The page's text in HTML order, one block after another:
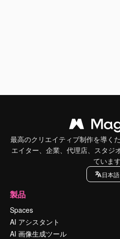
最高のクリエイティブ制作を導く
エイター、企業、代理店、スタジ
ています
日本語
製品
Spaces
AI アシスタント
AI 画像生成ツール